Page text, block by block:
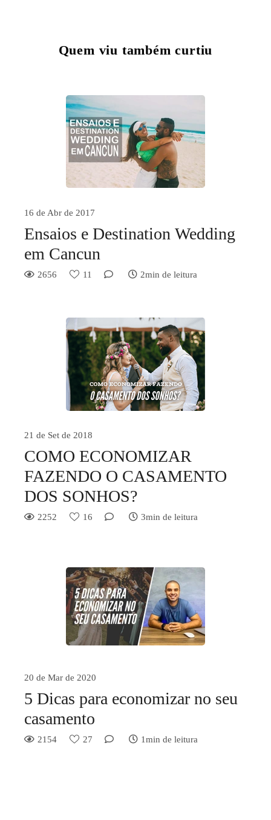
Quem viu também curtiu
16 de Abr de 2017
Ensaios e Destination Wedding
em Cancun
2656 11 2min de leitura
21 de Set de 2018
COMO ECONOMIZAR
FAZENDO O CASAMENTO
DOS SONHOS?
2252 16 3min de leitura
20 de Mar de 2020
5 Dicas para economizar no seu
casamento
2154 27 1min de leitura